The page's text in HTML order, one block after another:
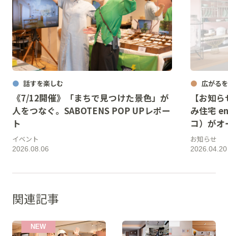
話すを楽しむ
《7/12開催》「まちで見つけた景色」が
人をつなぐ。SABOTENS POP UPレポー
ト
2026.08.06
イベント
広がる
【お知
み住宅
コ）が
2026.04.20
お知らせ
関連記事